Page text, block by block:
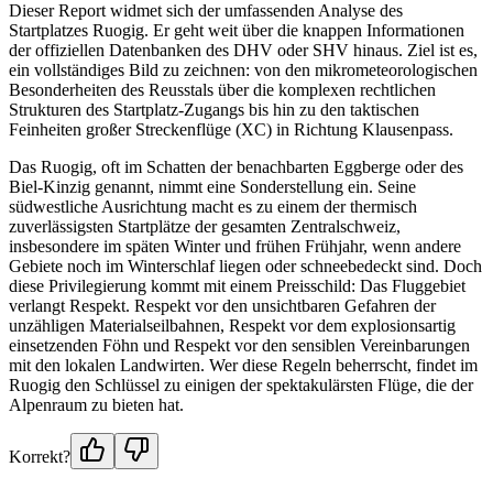
Dieser Report widmet sich der umfassenden Analyse des
Startplatzes Ruogig. Er geht weit über die knappen Informationen
der offiziellen Datenbanken des DHV oder SHV hinaus. Ziel ist es,
ein vollständiges Bild zu zeichnen: von den mikrometeorologischen
Besonderheiten des Reusstals über die komplexen rechtlichen
Strukturen des Startplatz-Zugangs bis hin zu den taktischen
Feinheiten großer Streckenflüge (XC) in Richtung Klausenpass.
Das Ruogig, oft im Schatten der benachbarten Eggberge oder des
Biel-Kinzig genannt, nimmt eine Sonderstellung ein. Seine
südwestliche Ausrichtung macht es zu einem der thermisch
zuverlässigsten Startplätze der gesamten Zentralschweiz,
insbesondere im späten Winter und frühen Frühjahr, wenn andere
Gebiete noch im Winterschlaf liegen oder schneebedeckt sind. Doch
diese Privilegierung kommt mit einem Preisschild: Das Fluggebiet
verlangt Respekt. Respekt vor den unsichtbaren Gefahren der
unzähligen Materialseilbahnen, Respekt vor dem explosionsartig
einsetzenden Föhn und Respekt vor den sensiblen Vereinbarungen
mit den lokalen Landwirten. Wer diese Regeln beherrscht, findet im
Ruogig den Schlüssel zu einigen der spektakulärsten Flüge, die der
Alpenraum zu bieten hat.
Korrekt?